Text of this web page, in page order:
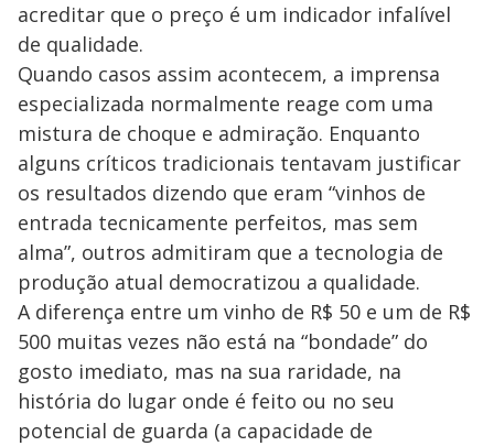
acreditar que o preço é um indicador infalível
de qualidade.
Quando casos assim acontecem, a imprensa
especializada normalmente reage com uma
mistura de choque e admiração. Enquanto
alguns críticos tradicionais tentavam justificar
os resultados dizendo que eram “vinhos de
entrada tecnicamente perfeitos, mas sem
alma”, outros admitiram que a tecnologia de
produção atual democratizou a qualidade.
A diferença entre um vinho de R$ 50 e um de R$
500 muitas vezes não está na “bondade” do
gosto imediato, mas na sua raridade, na
história do lugar onde é feito ou no seu
potencial de guarda (a capacidade de